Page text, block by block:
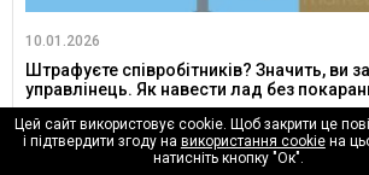
10.01.2026
Штрафуєте співробітників? Значить, ви
управлінець. Як навести лад без
Цей сайт використовує cookie. Щоб закрити це
і підтвердити згоду на використання cookieна
натисніть кнопку "Ок".